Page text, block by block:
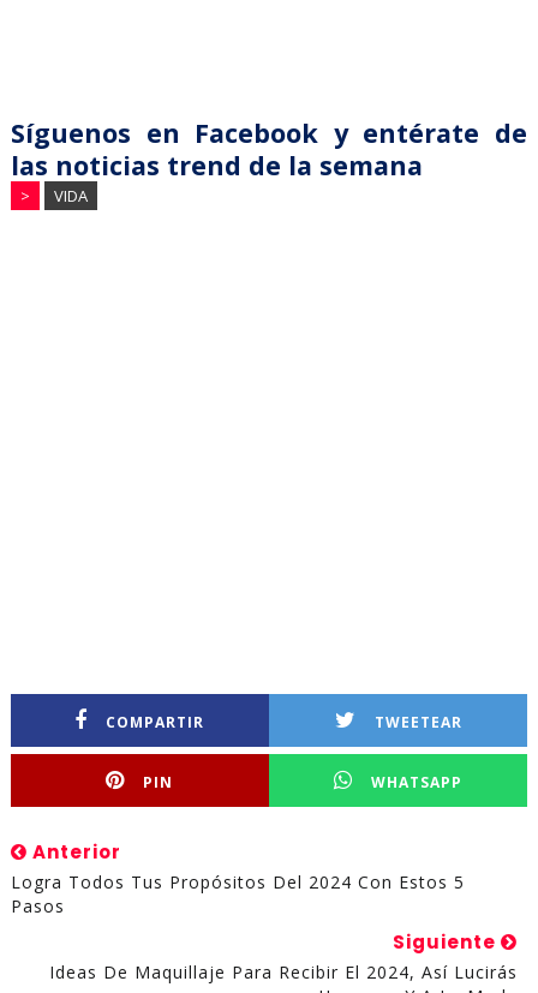
Síguenos en Facebook y entérate de
las noticias trend de la semana
> VIDA
COMPARTIR TWEETEAR
PIN WHATSAPP
Anterior
Logra Todos Tus Propósitos Del 2024 Con Estos 5
Pasos
Siguiente
Ideas De Maquillaje Para Recibir El 2024, Así Lucirás